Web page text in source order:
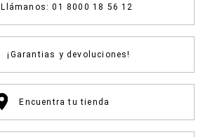
Llámanos: 01 8000 18 56 12
¡Garantias y devoluciones!
Encuentra tu tienda